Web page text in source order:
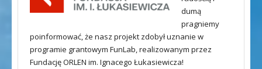
dumą
pragniemy
poinformować, że nasz projekt zdobył uznanie w
programie grantowym FunLab, realizowanym przez
Fundację ORLEN im. Ignacego Łukasiewicza!